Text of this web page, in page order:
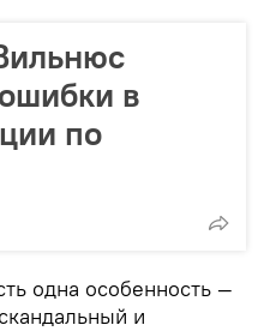
в
по
одна особенность —
и